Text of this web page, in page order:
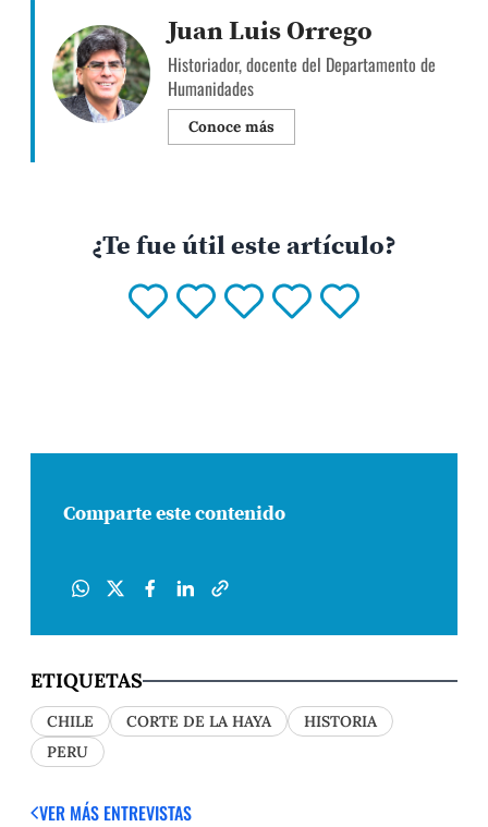
Juan Luis Orrego
Historiador, docente del Departamento de
Humanidades
Conoce más
¿Te fue útil este artículo?
Comparte este contenido
ETIQUETAS
CHILE CORTE DE LA HAYA
HISTORIA
PERU
VER MÁS ENTREVISTAS